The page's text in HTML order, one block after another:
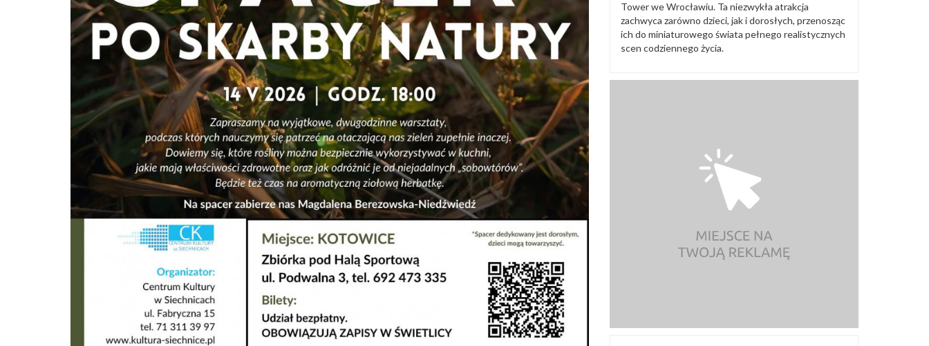
Tower we Wrocławiu. Ta niezwykła atrakcja
zachwyca zarówno dzieci, jak i dorosłych, przenosząc
ich do miniaturowego świata pełnego realistycznych
scen codziennego życia.